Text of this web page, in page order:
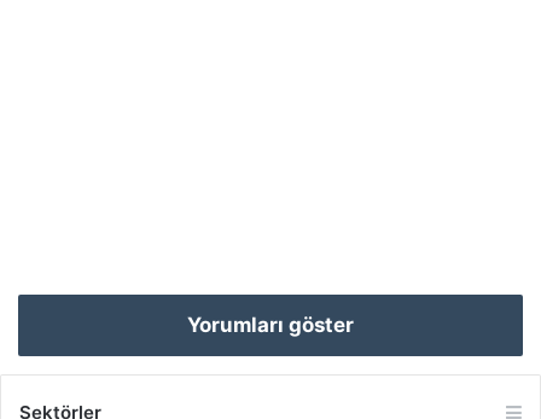
Yorumları göster
Sektörler